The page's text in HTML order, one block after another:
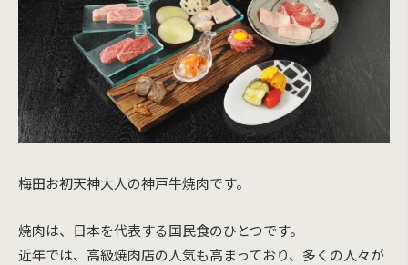
梅田お初天神大人の神戸牛焼肉です。
焼肉は、日本を代表する国民食のひとつです。
近年では、高級焼肉店の人気も高まっており、多くの人々が